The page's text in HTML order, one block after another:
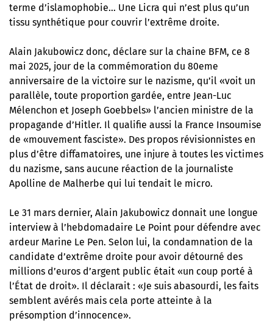
terme d’islamophobie… Une Licra qui n’est plus qu’un
tissu synthétique pour couvrir l’extrême droite.
Alain Jakubowicz donc, déclare sur la chaine BFM, ce 8
mai 2025, jour de la commémoration du 80eme
anniversaire de la victoire sur le nazisme, qu’il «voit un
parallèle, toute proportion gardée, entre Jean-Luc
Mélenchon et Joseph Goebbels» l’ancien ministre de la
propagande d’Hitler. Il qualifie aussi la France Insoumise
de «mouvement fasciste». Des propos révisionnistes en
plus d’être diffamatoires, une injure à toutes les victimes
du nazisme, sans aucune réaction de la journaliste
Apolline de Malherbe qui lui tendait le micro.
Le 31 mars dernier, Alain Jakubowicz donnait une longue
interview à l’hebdomadaire Le Point pour défendre avec
ardeur Marine Le Pen. Selon lui, la condamnation de la
candidate d’extrême droite pour avoir détourné des
millions d’euros d’argent public était «un coup porté à
l’État de droit». Il déclarait : «Je suis abasourdi, les faits
semblent avérés mais cela porte atteinte à la
présomption d’innocence».